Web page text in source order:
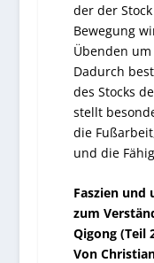
der der
Bewegung
Übenden
Dadurch
des Stocks
stellt
die
und die
Faszien und
zum
Qigong (Teil
Von